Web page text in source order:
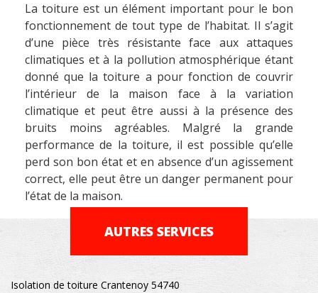
La toiture est un élément important pour le bon
fonctionnement de tout type de l’habitat. Il s’agit
d’une pièce très résistante face aux attaques
climatiques et à la pollution atmosphérique étant
donné que la toiture a pour fonction de couvrir
l’intérieur de la maison face à la variation
climatique et peut être aussi à la présence des
bruits moins agréables. Malgré la grande
performance de la toiture, il est possible qu’elle
perd son bon état et en absence d’un agissement
correct, elle peut être un danger permanent pour
l’état de la maison.
AUTRES SERVICES
Isolation de toiture Crantenoy 54740